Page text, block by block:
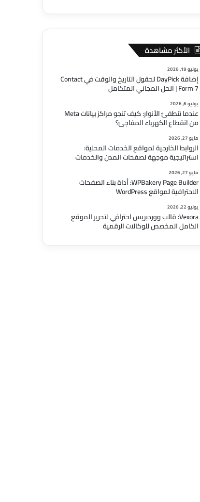
الأكثر مشاهدة
يونيو 19, 2026
إضافة DayPick لحقول التاريخ والوقت في Contact
Form 7 | الحل المجاني المتكامل
يوليو 6, 2026
عندما تنطفئ الأنوار: كيف تنجو مراكز بيانات Meta
من انقطاع الكهرباء المفاجئ؟
مايو 27, 2026
الروابط الخارجية لمواقع الخدمات المحلية:
استراتيجية موجهة لصفحات المدن والخدمات
مايو 27, 2026
WPBakery Page Builder: أداة بناء الصفحات
الاحترافية لمواقع WordPress
يونيو 22, 2026
Vexora: قالب ووردبريس احترافي لتحرير الموقع
الكامل المخصص للوكالات الرقمية